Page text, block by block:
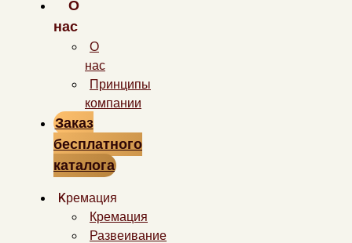
О
нас
О
нас
Принципы
компании
Заказ
бесплатного
каталога
Kремация
Кремация
Развеивание